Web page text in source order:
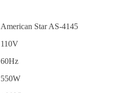
American Star AS-4145
110V
60Hz
550W